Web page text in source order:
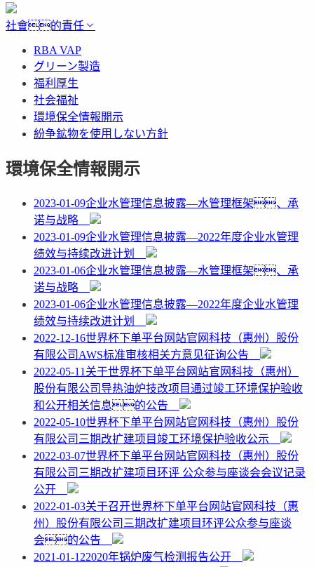
社會的責任
RBA VAP
グリーン製造
福利厚生
社会福祉
環境保全情報開示
紛争鉱物を使用しない方針
環境保全情報開示
2023-01-09企业水管理信息披露—水管理框架、承
诺与战略
2023-01-09企业水管理信息披露—2022年度企业水管理
绩效与持续改进计划
2023-01-06企业水管理信息披露—水管理框架、承
诺与战略
2023-01-06企业水管理信息披露—2022年度企业水管理
绩效与持续改进计划
2022-12-16世界杯下单平台网站官网科技（惠州）股份
有限公司AWS标准审核相关方意见征询公告
2022-05-11 关于世界杯下单平台网站官网科技（惠州）
股份有限公司导热油炉技改项目通过竣工环境保护验收
和公开相关信息的公告
2022-05-10世界杯下单平台网站官网科技（惠州）股份
有限公司三期改扩建项目竣工环境保护验收公示
2022-03-07世界杯下单平台网站官网科技（惠州）股份
有限公司三期改扩建项目环评 公众参与座谈会会议记录
公开
2022-01-03关于召开世界杯下单平台网站官网科技（惠
州）股份有限公司三期改扩建项目环评公众参与座谈
会的公告
2021-01-122020年锅炉废气检测报告公开